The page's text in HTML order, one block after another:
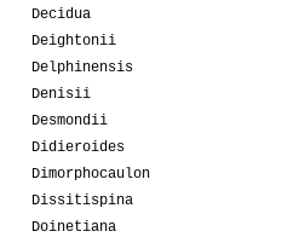
Decidua
Deightonii
Delphinensis
Denisii
Desmondii
Didieroides
Dimorphocaulon
Dissitispina
Doinetiana